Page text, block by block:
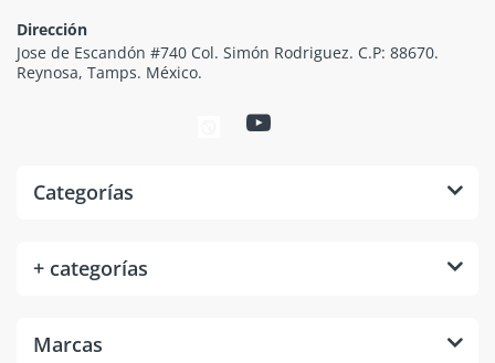
Dirección
Jose de Escandón #740 Col. Simón Rodriguez. C.P: 88670.
Reynosa, Tamps. México.
Categorías
+ categorías
Marcas